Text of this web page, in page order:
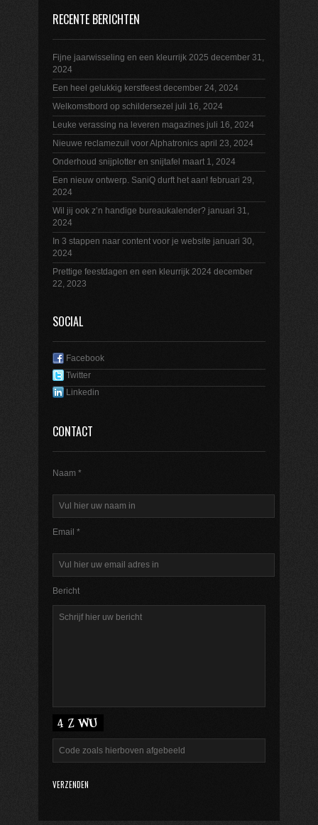
RECENTE BERICHTEN
Fijne jaarwisseling en een kleurrijk 2025 december 31,
2024
Een heel gelukkig kerstfeest december 24, 2024
Welkomstbord op schildersezel juli 16, 2024
Leuke verassing na leveren magazines juli 16, 2024
Nieuwe reclamezuil voor Alphatronics april 23, 2024
Onderhoud snijplotter en snijtafel maart 1, 2024
Een nieuw ontwerp. SaniQ durft het aan! februari 29,
2024
Wil jij ook z’n handige bureaukalender? januari 31,
2024
In 3 stappen naar content voor je website januari 30,
2024
Prettige feestdagen en een kleurrijk 2024 december
22, 2023
SOCIAL
Facebook
Twitter
Linkedin
CONTACT
Naam *
Email *
Bericht